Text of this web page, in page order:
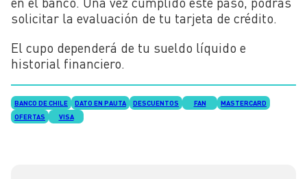
solicitar la evaluación de tu tarjeta de crédito.
El cupo dependerá de tu sueldo líquido e
historial financiero.
BANCO DE CHILE DATO EN PAUTA DESCUENTOS FAN
MASTERCARD
OFERTAS
VISA